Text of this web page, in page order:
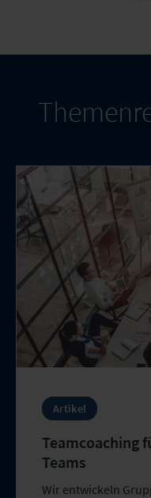
Artikel
Teamcoaching
Teams
Wir entwickeln